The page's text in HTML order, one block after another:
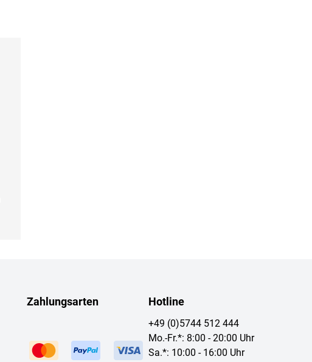
Zahlungsarten Hotline
+49 (0)5744 512 444
Mo.-Fr.*: 8:00 - 20:00 Uhr
Sa.*: 10:00 - 16:00 Uhr